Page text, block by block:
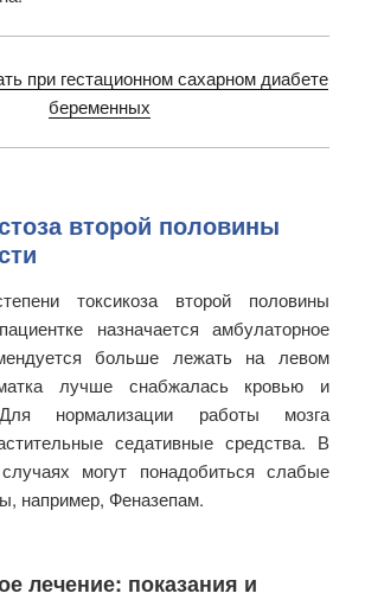
при гестационном сахарном диабете
беременных
второй половины
токсикоза второй половины
назначается амбулаторное
больше лежать на левом
лучше снабжалась кровью и
нормализации работы мозга
седативные средства. В
могут понадобиться слабые
например, Феназепам.
лечение: показания и